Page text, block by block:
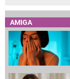
AMIGA